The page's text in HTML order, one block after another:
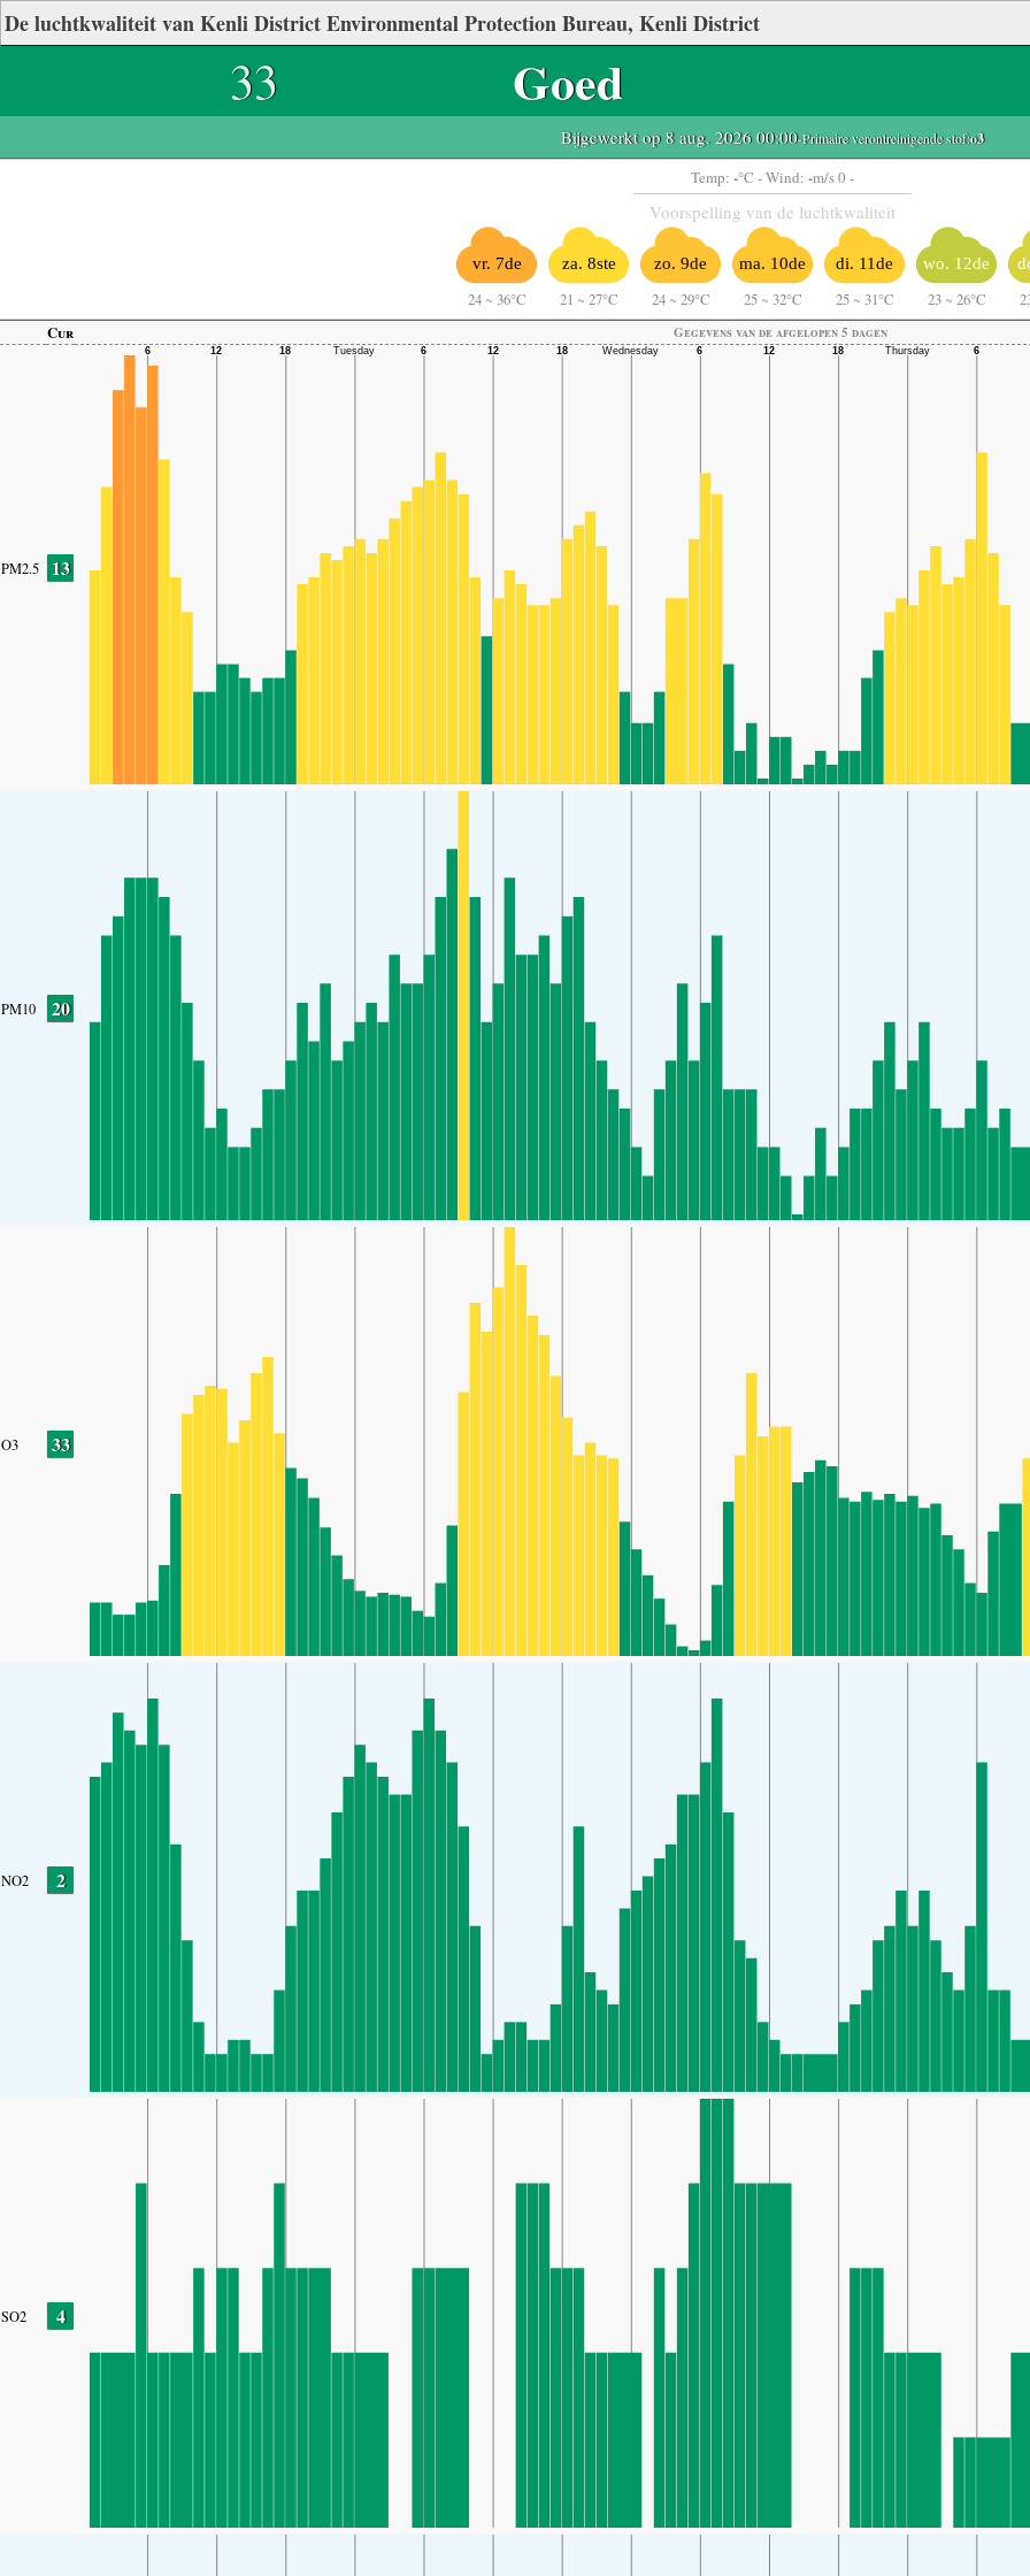
De luchtkwaliteit van Kenli District Environmental Protection Bureau, Kenli District
33 Goed
Bijgewerkt op 8 aug. 2026 00:00-Primaire verontreinigende stof:o3
Temp: -°C - Wind: -m/s 0 -
Voorspelling van de luchtkwaliteit
vr. 7de
24 ~ 36°C
za. 8ste
21 ~ 27°C
zo. 9de
24 ~ 29°C
ma. 10de
25 ~ 32°C
di. 11de
25 ~ 31°C
wo. 12de
23 ~ 26°C
Cur
Gegevens van de afgelopen 5 dagen
PM2.5 13
PM10 20
O3 33
NO2 2
SO2 4